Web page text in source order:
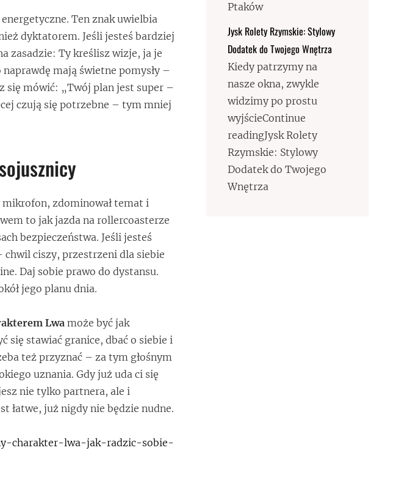
Ten znak uwielbia
dyktatorem. Jeśli jesteś bardziej
zasadzie: Ty kreślisz wizje, ja je
mają świetne pomysły –
się mówić: „Twój plan jest super –
czują się potrzebne – tym mniej
mikrofon, zdominował temat i
to jak jazda na rollercoasterze
bezpieczeństwa. Jeśli jesteś
ciszy, przestrzeni dla siebie
Daj sobie prawo do dystansu.
jego planu dnia.
Lwamoże być jak
się stawiać granice, dbać o siebie i
też przyznać – za tym głośnym
uznania. Gdy już uda ci się
nie tylko partnera, ale i
łatwe, już nigdy nie będzie nudne.
charakter-lwa-jak-radzic-sobie-
Ptaków
Jysk Rolety Rzymskie: Stylowy
Dodatek do Twojego Wnętrza
Kiedy patrzymy na
nasze okna, zwykle
widzimy po prostu
wyjścieContinue
readingJysk Rolety
Rzymskie: Stylowy
Dodatek do Twojego
Wnętrza